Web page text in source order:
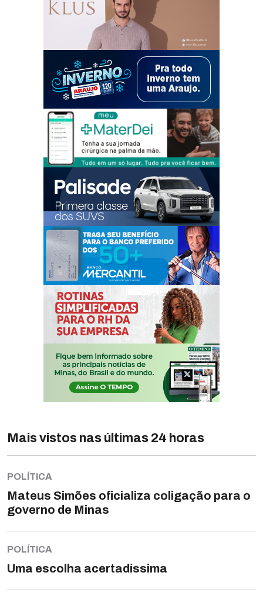
Mais vistos nas últimas 24 horas
POLÍTICA
Mateus Simões oficializa coligação para o
governo de Minas
POLÍTICA
Uma escolha acertadíssima